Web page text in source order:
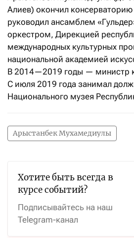
Алиев) окончил
руководил ансамблем
оркестром, Дирекцией
международных культурных
национальной академией
В 2014—2019 годы — министр
С июля 2019 года занимал
Национального музея
Арыстанбек Мухамедиулы
Хотите быть всегда в
курсе событий?
Подписывайтесь на наш
Telegram-канал